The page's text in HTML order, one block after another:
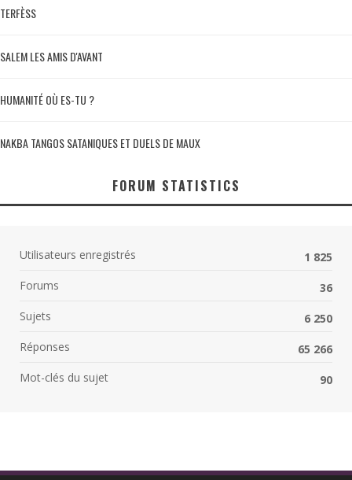
TERFÈSS
SALEM LES AMIS D'AVANT
HUMANITÉ OÙ ES-TU ?
NAKBA TANGOS SATANIQUES ET DUELS DE MAUX
FORUM STATISTICS
Utilisateurs enregistrés
1 825
Forums
36
Sujets
6 250
Réponses
65 266
Mot-clés du sujet
90